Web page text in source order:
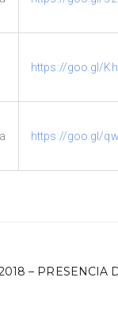
https://goo.gl/
https://goo.gl/
– PRESENCIA